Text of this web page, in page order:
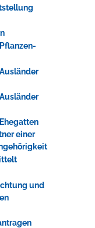
einer
und